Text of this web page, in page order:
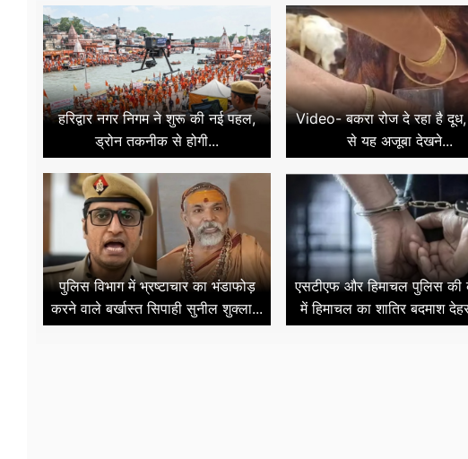
हरिद्वार नगर निगम ने शुरू की नई पहल,
ड्रोन तकनीक से होगी...
Video- बकरा रोज दे रहा है
से यह अजूबा देखने...
पुलिस विभाग में भ्रष्टाचार का भंडाफोड़
करने वाले बर्खास्त सिपाही सुनील शुक्ला...
एसटीएफ और हिमाचल पुलिस की
में हिमाचल का शातिर बदमाश